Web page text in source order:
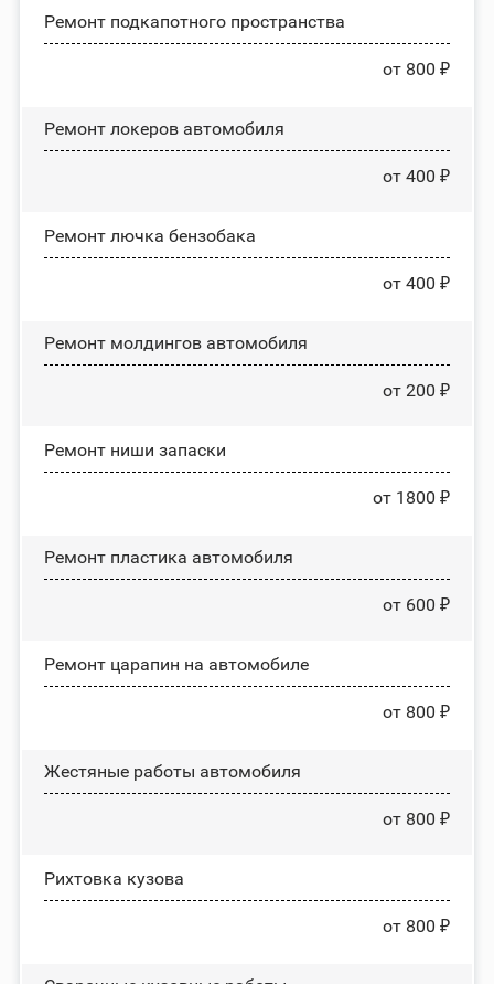
Ремонт подкапотного пространства
от 800 ₽
Ремонт лoĸepoв автомобиля
от 400 ₽
Ремонт лючка бензобака
от 400 ₽
Ремонт молдингов автомобиля
от 200 ₽
Ремонт ниши запаски
от 1800 ₽
Ремонт пластика автомобиля
от 600 ₽
Ремонт царапин на автомобиле
от 800 ₽
Жестяные работы автомобиля
от 800 ₽
Рихтовка кузова
от 800 ₽